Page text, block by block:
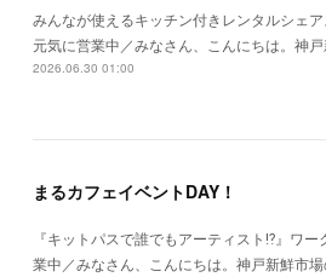
みんなが使えるキッチン付きレンタルシェ
元気に営業中／みなさん、こんにちは。神
2026.06.30 01:00
まるカフェイベントDAY！
『キットパスで誰でもアーティスト⁉︎』ワ
業中／みなさん、こんにちは。神戸新鮮市